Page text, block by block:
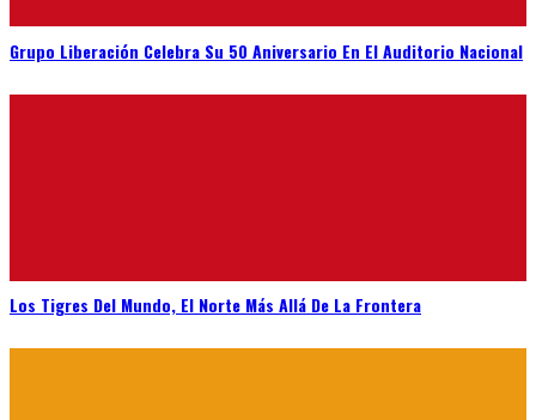
Grupo Liberación Celebra Su 50 Aniversario En El Auditorio Nacional
Los Tigres Del Mundo, El Norte Más Allá De La Frontera